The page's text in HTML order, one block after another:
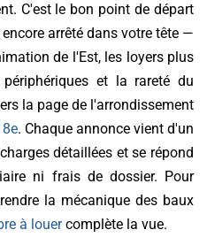
C'est le bon point de départ
arrêté dans votre tête —
de l'Est, les loyers plus
et la rareté du
la page de l'arrondissement
. Chaque annonce vient d'un
détaillées et se répond
ni frais de dossier. Pour
la mécanique des baux
à louercomplète la vue.